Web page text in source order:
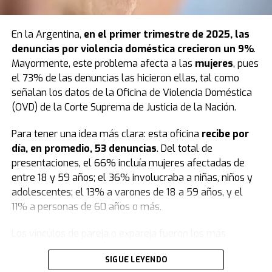
“Tú y yo para siempre”
La tatuadora escribió en noviembre de 2024, cuando
nació su hijo, que el niño había sido “el mejor regalo que
le dio Dios”.
“Ahora somos tú y yo para siempre”, concluyó la mujer,
ahora acusada de haber envenenado a su hijo con
raticida.
Fuente: TN
de un auto”.
“Cuando siento ese reflejo, veo que el vehículo quería
chocar a una moto, perdió el control y se vino contra
mí.Le pegó a 120 kilometros por hora a Victoria y me la
sacó de la mano.Voló un montón de metrosy la
pegó contra otro auto. Mi cabeza miró eso, no miré al
resto. Corrí para donde ella quedó y pensé que estaba
muerta”, relató.
Diego fue a asistir de inmediato a su hija Victoria y
casualmente pasaba por el lugar una ambulancia que
la atendió: “Estuvo inconsciente unos minutos”. Cuando
los médicos empezaron a tratar a la nena, se le vinieron
a la mente Tania y Agustina. “¿Por qué no vienen?“
En ese instante, fue al auto y se encontró con la
En la Argentina, en el primer trimestre de 2025, las
denuncias porviolencia domésticacrecieron un 9%.
Mayormente, este problema afecta a las mujeres, pues
el 73% de las denuncias las hicieron ellas, tal como
señalan los datos de la Oficina de Violencia Doméstica
(OVD) de la Corte Suprema de Justicia de la Nación.
Para tener una idea más clara: esta oficina recibe por
día, en promedio, 53 denuncias. Del total de
presentaciones, el 66% incluía mujeres afectadas de
entre 18 y 59 años; el 36% involucraba a niñas, niños y
adolescentes; el 13% a varones de 18 a 59 años, y el
11% a personas de 60 años o más.
frecuentes entre las personas afectadas y las
denunciadas, representando el 47% de los casos. Les
SIGUE LEYENDO